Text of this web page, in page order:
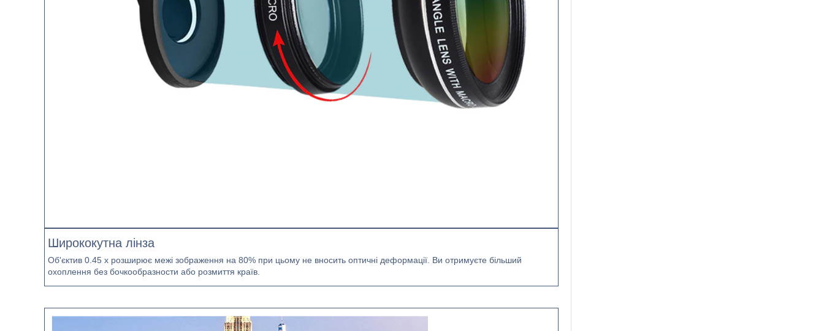
Ширококутна лінза
Об'єктив 0.45 х розширює межі зображення на 80% при цьому не вносить оптичні деформації. Ви отримуєте більший
охоплення без бочкообразности або розмиття країв.